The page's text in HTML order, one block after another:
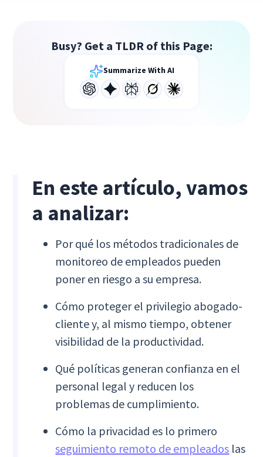
Busy? Get a TLDR of this Page:
Summarize With AI
En este artículo, vamos
a analizar:
Por qué los métodos tradicionales de
monitoreo de empleados pueden
poner en riesgo a su empresa.
Cómo proteger el privilegio abogado-
cliente y, al mismo tiempo, obtener
visibilidad de la productividad.
Qué políticas generan confianza en el
personal legal y reducen los
problemas de cumplimiento.
Cómo la privacidad es lo primero
seguimiento remoto de empleados las